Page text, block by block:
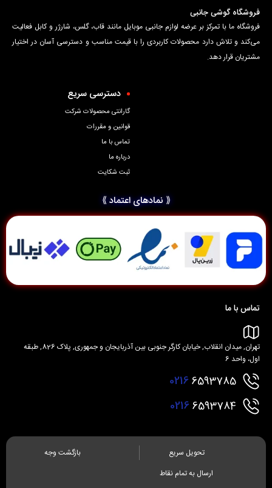
فروشگاه گوشی جانبی
فروشگاه ما با تمرکز بر عرضه لوازم جانبی موبایل مانند قاب، گلس، شارژر و کابل فعالیت
می‌کند و تلاش دارد محصولات کاربردی را با قیمت مناسب و دسترسی آسان در اختیار
مشتریان قرار دهد.
دسترسی سریع
گارانتی محصولات شرکت
قوانین و مقررات
تماس با ما
درباره ما
ثبت شکایت
⟪ نمادهای اعتماد ⟫
تماس با ما
تهران, میدان انقلاب, خیابان کارگر جنوبی بین آذربایجان و جمهوری, پلاک 826, طبقه
اول، واحد 6
02166593785
02166593784
تحویل سریع
بازگشت وجه
ارسال به تمام نقاط